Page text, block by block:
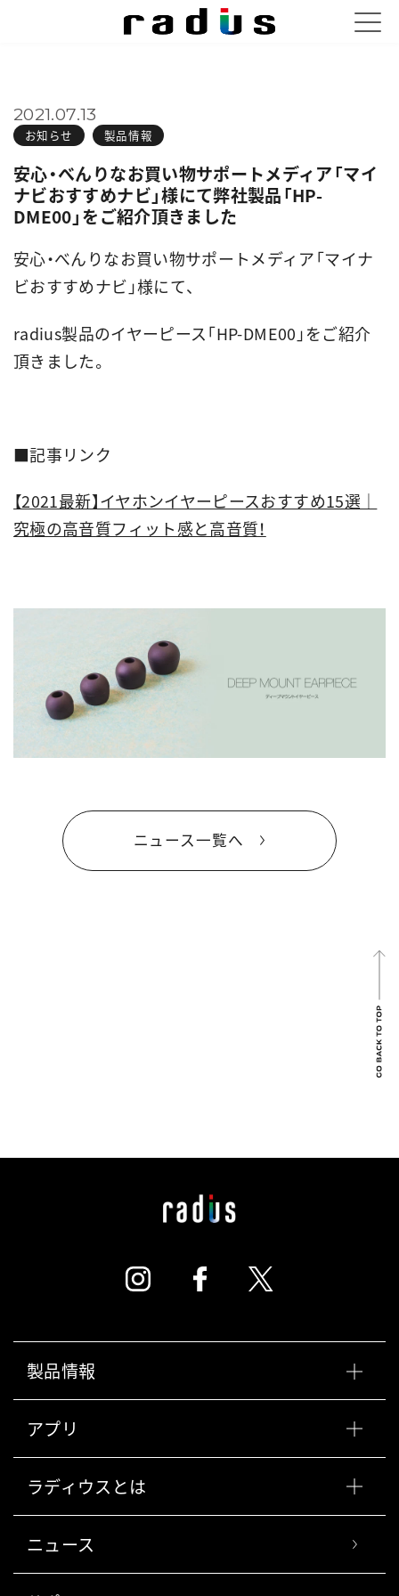
お知らせ 製品情報
2021.07.13
安心・べんりなお買い物サポートメディア「マイ
ナビおすすめナビ」様にて弊社製品「HP-
DME00」をご紹介頂きました
安心・べんりなお買い物サポートメディア「マイナ
ビおすすめナビ」様にて、
radius製品のイヤーピース「HP-DME00」をご紹介
頂きました。
■記事リンク
【2021最新】イヤホンイヤーピースおすすめ15選｜
究極の高音質フィット感と高音質！
ニュース一覧へ
製品情報
アプリ
ラディウスとは
ニュース